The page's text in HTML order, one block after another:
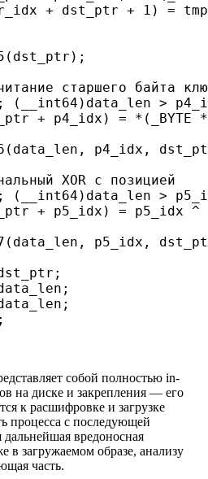
+ dst_ptr + 1) =
старшего байта
(__int64)data_len >
+ p4_idx) = *(_BYTE
p4_idx,
XOR с позицией
(__int64)data_len >
+ p5_idx) = p5_idx
p5_idx,
собой полностью in-
на диске и закрепления — его
к расшифровке и загрузке
процесса с последующей
вредоносная
в загружаемом образе, анализу
часть.